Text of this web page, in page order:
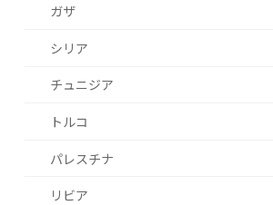
ガザ
シリア
チュニジア
トルコ
パレスチナ
リビア